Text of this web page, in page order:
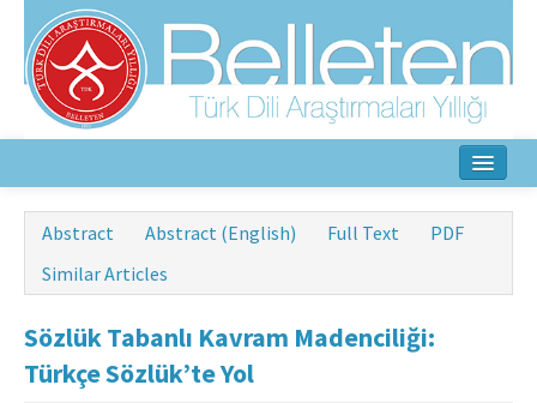
Home
Editorial Board
Abstract Abstract (English) Full Text
PDF
Similar Articles
Sözlük Tabanlı Kavram Madenciliği:
Türkçe Sözlük’te Yol